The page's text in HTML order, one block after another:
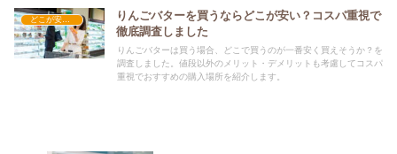
どこが安い？-食品・食材
りんごバターを買うならどこが安い？コスパ重視で
徹底調査しました
りんごバターは買う場合、どこで買うのが一番安く買えそうか？を
調査しました。値段以外のメリット・デメリットも考慮してコスパ
重視でおすすめの購入場所を紹介します。